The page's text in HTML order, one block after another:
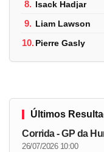
8. Isack Hadjar
9. Liam Lawson
10.Pierre Gasly
Últimos
Corrida - GP da
26/07/2026 10:00